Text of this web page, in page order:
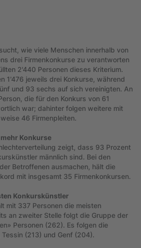
wie viele Menschen innerhalb von
drei Firmenkonkurse zu verantworten
2'440 Personen dieses Kriterium.
1'476 jeweils drei Konkurse, während
und 93 sechs auf sich vereinigten. An
die für den Konkurs von 61
war; dahinter folgen weitere mit
46 Firmenpleiten.
Konkurse
zeigt, dass 93 Prozent
männlich sind. Bei den
Betroffenen ausmachen, hält die
mit insgesamt 35 Firmenkonkursen.
Konkurskünstler
mit 337 Personen die meisten
an zweiter Stelle folgt die Gruppe der
Personen (262). Es folgen die
(213) und Genf (204).